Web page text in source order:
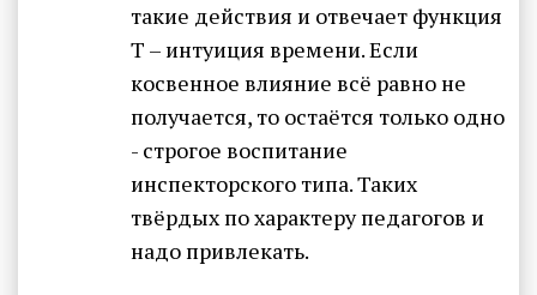
такие действия и отвечает функция
Т – интуиция времени. Если
косвенное влияние всё равно не
получается, то остаётся только одно
- строгое воспитание
инспекторского типа. Таких
твёрдых по характеру педагогов и
надо привлекать.